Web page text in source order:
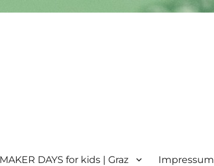
MAKER DAYS for kids | Graz Impressum